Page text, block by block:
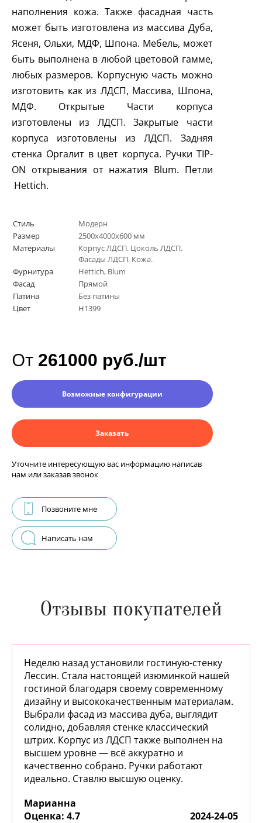
наполнения кожа. Также фасадная часть
может быть изготовлена из массива Дуба,
Ясеня, Ольхи, МДФ, Шпона. Мебель, может
быть выполнена в любой цветовой гамме,
любых размеров. Корпусную часть можно
изготовить как из ЛДСП, Массива, Шпона,
МДФ. Открытые Части корпуса
изготовлены из ЛДСП. Закрытые части
корпуса изготовлены из ЛДСП. Задняя
стенка Оргалит в цвет корпуса. Ручки TIP-
ON открывания от нажатия Blum. Петли
Hettich.
Стиль
Модерн
Размер
2500х4000х600 мм
Материалы
Корпус ЛДСП. Цоколь ЛДСП.
Фасады ЛДСП. Кожа.
Фурнитура
Hettich, Blum
Фасад
Прямой
Патина
Без патины
Цвет
H1399
От 261000 руб./шт
Возможные конфигурации
Заказать
Уточните интересующую вас информацию написав
нам или заказав звонок
Позвоните мне
Написать нам
Отзывы покупателей
Неделю назад установили гостиную-стенку
Лессин. Стала настоящей изюминкой нашей
гостиной благодаря своему современному
дизайну и высококачественным материалам.
Выбрали фасад из массива дуба, выглядит
солидно, добавляя стенке классический
штрих. Корпус из ЛДСП также выполнен на
высшем уровне — всё аккуратно и
качественно собрано. Ручки работают
идеально. Ставлю высшую оценку.
Марианна
: 4.7 2024-24-05